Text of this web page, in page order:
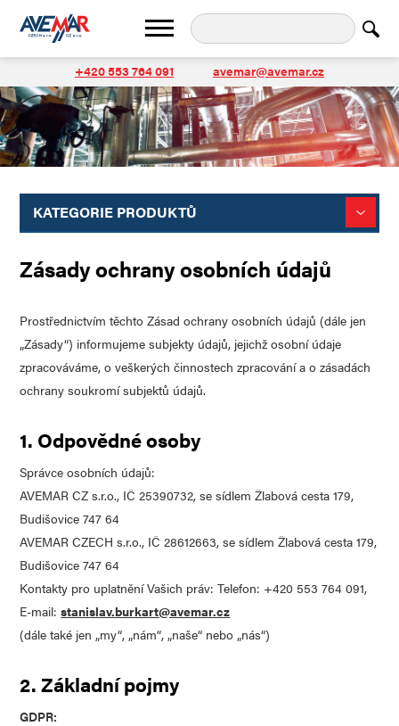
+420 553 764 091 avemar@avemar.cz
KATEGORIE PRODUKTŮ
Zásady ochrany osobních údajů
Prostřednictvím těchto Zásad ochrany osobních údajů (dále jen
„Zásady“) informujeme subjekty údajů, jejichž osobní údaje
zpracováváme, o veškerých činnostech zpracování a o zásadách
ochrany soukromí subjektů údajů.
1. Odpovědné osoby
Správce osobních údajů:
AVEMAR CZ s.r.o., IČ25390732, se sídlemŽlabová cesta 179,
Budišovice 747 64
AVEMAR CZECH s.r.o., IČ28612663, se sídlemŽlabová cesta 179,
Budišovice 747 64
Kontakty pro uplatnění Vašich práv: Telefon: +420 553 764 091,
E-mail:stanislav.burkart@avemar.cz
(dále také jen „my“, „nám“, „naše“ nebo „nás“)
2. Základní pojmy
GDPR: